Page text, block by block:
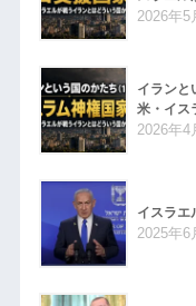
2026年5
イランと
米・イス
2026年4
イスラエ
2025年6